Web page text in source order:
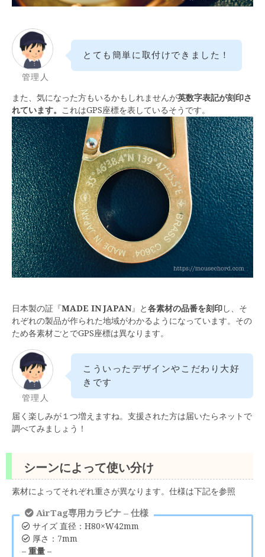
管理人
とても簡単に取付けできました！
また、気になった方もいるかもしれませんが英数字表記が刻印さ
れています。 これはGPS座標を表しているそうです。
日本製の証『MADE IN JAPAN』と各素材の品番を刻印し、そ
れぞれの製品が作られた地域がわかるようになっています。その
ため各素材ごとでGPS座標は異なります。
管理人
こういったデザインやこだわり大好
きです
届く楽しみが１つ増えますね。支援された方は届いたらネットで
調べてみましょう！
シーンによって使い分け
素材によってそれぞれ重さが異なります。仕様は下記を参照
AirTag専用カラビナ – 仕様
サイズ 直径：H80×W42mm
厚さ：7mm
– 重量 –